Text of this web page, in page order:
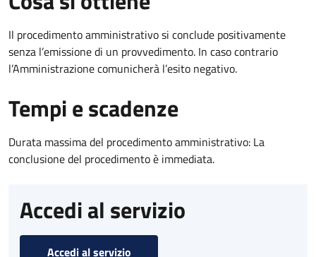
Il procedimento amministrativo si conclude positivamente
senza l’emissione di un provvedimento. In caso contrario
l’Amministrazione comunicherà l’esito negativo.
Tempi e scadenze
Durata massima del procedimento amministrativo: La
conclusione del procedimento è immediata.
Accedi al servizio
Accedi al servizio